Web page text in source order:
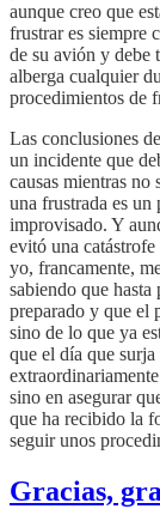
aunque creo que
frustrar es siempre
de su avión y debe
alberga cualquier
procedimientos de
Las conclusiones
un incidente que
causas mientras
una frustrada es un
improvisado. Y
evitó una
yo, francamente,
sabiendo que
preparado y que el
sino de lo que ya
que el día que
sino en asegurar
que ha recibido la
seguir unos
Gracias,